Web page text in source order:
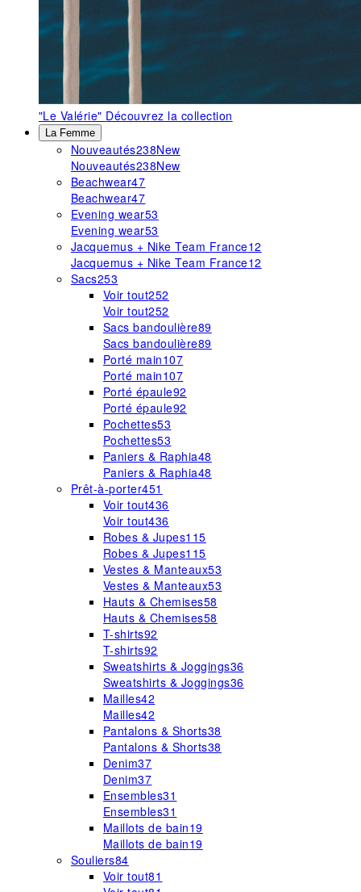
"Le Valérie" Découvrez la collection
La Femme
Nouveautés238New
Nouveautés238New
Beachwear47
Beachwear47
Evening wear53
Evening wear53
Jacquemus + Nike Team France12
Jacquemus + Nike Team France12
Sacs253
Voir tout252
Voir tout252
Sacs bandoulière89
Sacs bandoulière89
Porté main107
Porté main107
Porté épaule92
Porté épaule92
Pochettes53
Pochettes53
Paniers & Raphia48
Paniers & Raphia48
Prêt-à-porter451
Voir tout436
Voir tout436
Robes & Jupes115
Robes & Jupes115
Vestes & Manteaux53
Vestes & Manteaux53
Hauts & Chemises58
Hauts & Chemises58
T-shirts92
T-shirts92
Sweatshirts & Joggings36
Sweatshirts & Joggings36
Mailles42
Mailles42
Pantalons & Shorts38
Pantalons & Shorts38
Denim37
Denim37
Ensembles31
Ensembles31
Maillots de bain19
Maillots de bain19
Souliers84
Voir tout81